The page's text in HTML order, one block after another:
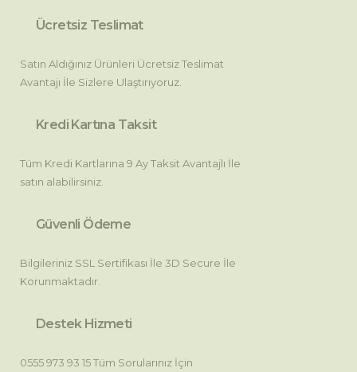
Ürün fiyatı diğer sitelerden daha pahalı.
Ücretsiz Teslimat
Satın Aldığınız Ürünleri Ücretsiz Teslimat
Avantajı İle Sizlere Ulaştırıyoruz.
Kredi Kartına Taksit
Tüm Kredi Kartlarına 9 Ay Taksit Avantajlı İle
satın alabilirsiniz.
Güvenli Ödeme
Bilgileriniz SSL Sertifikası İle 3D Secure İle
Korunmaktadır.
Destek Hizmeti
0555 973 93 15 Tüm Sorularınız İçin